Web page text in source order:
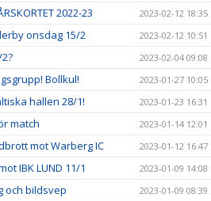
2022-23 2023-02-12 18:35
onsdag 15/2 2023-02-12 10:51
2023-02-04 09:08
Bollkul! 2023-01-27 10:05
hallen 28/1! 2023-01-23 16:31
match 2023-01-14 12:01
mot Warberg IC 2023-01-12 16:47
IBK LUND 11/1 2023-01-09 14:08
och bildsvep 2023-01-09 08:39